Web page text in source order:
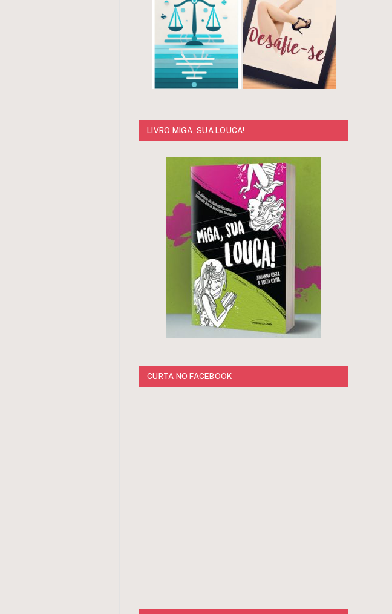
LIVRO MIGA, SUA LOUCA!
CURTA NO FACEBOOK